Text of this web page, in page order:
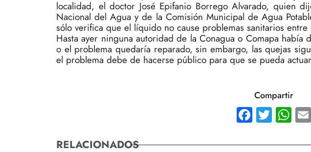
localidad, el doctor José Epifanio Borrego Alvarado, quien
Nacional del Agua y de la Comisión Municipal de Agua
sólo verifica que el líquido no cause problemas sanitarios entre
Hasta ayer ninguna autoridad de la Conagua o Comapa había
o el problema quedaría reparado, sin embargo, las quejas
el problema debe de hacerse público para que se pueda
Compartir
RELACIONADOS